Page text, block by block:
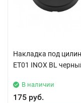
Накладка под
ET01 INOX BL
В наличии
175 руб.